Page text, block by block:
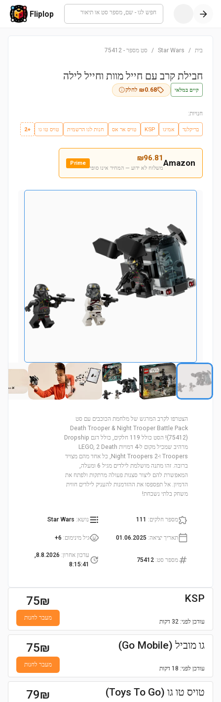
חפש לגו - שם, מספר סט או תיאור Fliplop
בית /
Star Wars
/ סט מספר -
75412
חבילת קרב עם חייל מוות וחייל לילה
קיים במלאי ₪0.68 לחלק
חנויות:
בריקלנד אמיגו KSP טויס אר אס חנות לגו הרשמית טויס טו גו +2
Amazon
₪96.81
משלוח לא ידוע — המחיר אינו סופי
Prime
הצטרפו לקרב המרגש של מלחמת הכוכבים עם סט
Death Trooper & Night Trooper Battle Pack
(75412)! הסט כולל 119 חלקים, כולל דגם Dropship
מרהיב שמכיל מקום ל-4 דמויות LEGO, 2 Death
Troopers ו-2 Night Troopers, כל אחד מהם מצויד
ברובה. זהו מתנה מושלמת לילדים מגיל 6 ומעלה,
המאפשרת להם ליצור סצנות פעולה מרתקות ולפתח את
הדמיון. אל תפספסו את ההזדמנות להעניק לילדים חווית
משחק בלתי נשכחת!
מספר חלקים:
111 נושא:
Star Wars
תאריך יציאה:
01.06.2025 גיל מינימום:
6+
מספר סט:
75412
עדכון אחרון:
8.8.2026,
8:15:41
KSP
עודכן לפני: 32 דקות
75₪
מעבר לחנות
גו מוביל (Go Mobile)
עודכן לפני: 18 דקות
75₪
מעבר לחנות
טויס טו גו (Toys To Go) 79₪